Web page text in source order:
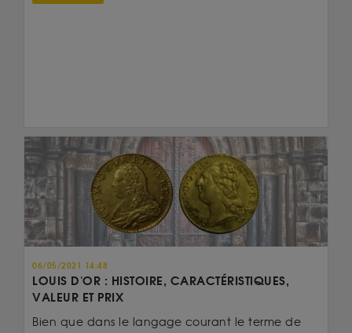
06/05/2021 14:48
LOUIS D'OR : HISTOIRE, CARACTÉRISTIQUES,
VALEUR ET PRIX
Bien que dans le langage courant le terme de